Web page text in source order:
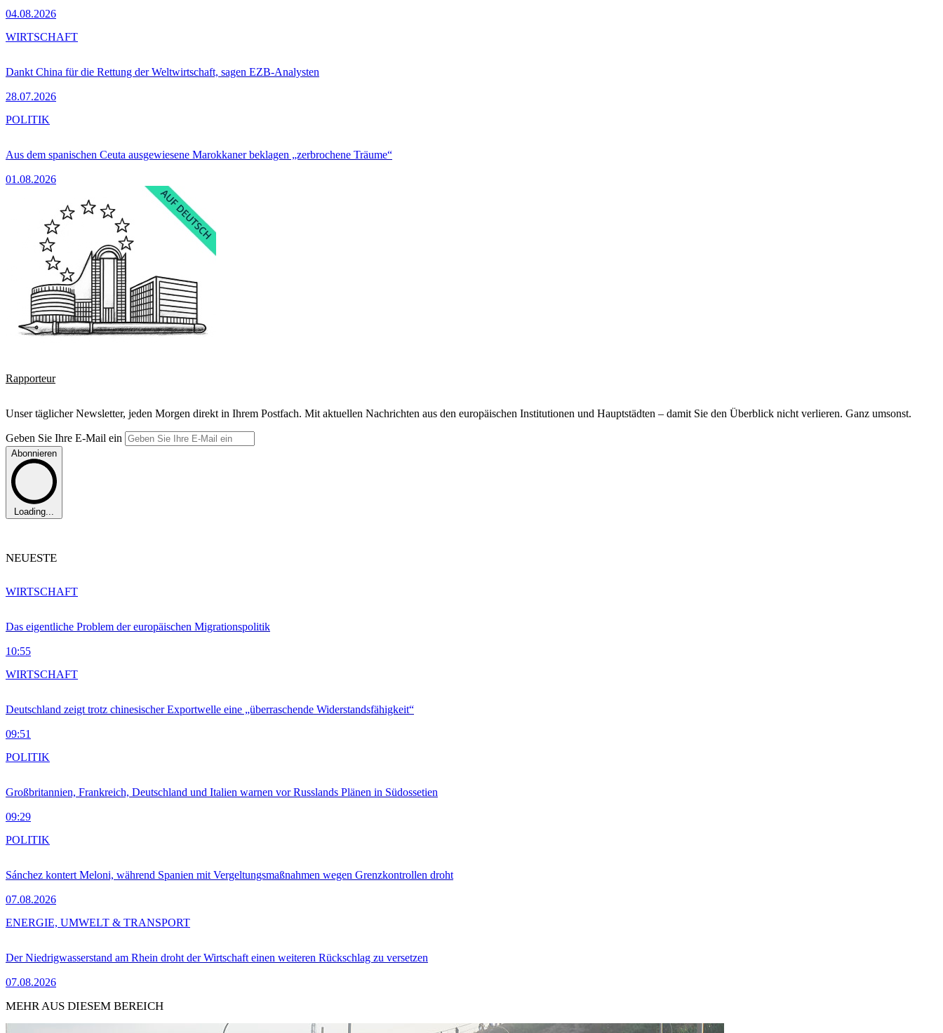
04.08.2026
Dankt China für die Rettung der Weltwirtschaft, sagen EZB-Analysten
28.07.2026
WIRTSCHAFT
Aus dem spanischen Ceuta ausgewiesene Marokkaner beklagen „zerbrochene Träume“
01.08.2026
POLITIK
Rapporteur
Unser täglicher Newsletter, jeden Morgen direkt in Ihrem Postfach. Mit aktuellen Nachrichten aus den europäischen Institutionen und Hauptstädten – damit Sie den Überblick nicht verlieren. Ganz umsonst.
Geben Sie Ihre E-Mail ein
Abonnieren
Loading...
NEUESTE
Das eigentliche Problem der europäischen Migrationspolitik
10:55
WIRTSCHAFT
Deutschland zeigt trotz chinesischer Exportwelle eine „überraschende Widerstandsfähigkeit“
09:51
WIRTSCHAFT
Großbritannien, Frankreich, Deutschland und Italien warnen vor Russlands Plänen in Südossetien
09:29
POLITIK
Sánchez kontert Meloni, während Spanien mit Vergeltungsmaßnahmen wegen Grenzkontrollen droht
07.08.2026
POLITIK
Der Niedrigwasserstand am Rhein droht der Wirtschaft einen weiteren Rückschlag zu versetzen
07.08.2026
ENERGIE, UMWELT & TRANSPORT
MEHR AUS DIESEM BEREICH